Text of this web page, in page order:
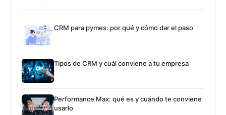
CRM para pymes: por qué y cómo dar el paso
Tipos de CRM y cuál conviene a tu empresa
Performance Max: qué es y cuándo te conviene
usarlo